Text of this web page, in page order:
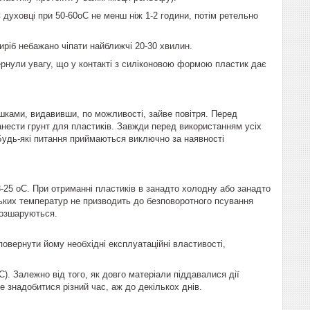
при 50-60оС не менш ніж 1-2 години, потім ретельно
небажано чіпати найближчі 20-30 хвилин.
увагу, що у контакті з силіконовою формою пластик дає
видавивши, по можливості, зайве повітря. Перед
грунт для пластиків. Завжди перед використанням усіх
які питання приймаються виключно за наявності
оС. При отриманні пластиків в занадто холодну або занадто
температур не призводить до безповоротного псування
йому необхідні експлуатаційні властивості,
Залежно від того, як довго матеріали піддавалися дії
знадобитися різний час, аж до декількох днів.